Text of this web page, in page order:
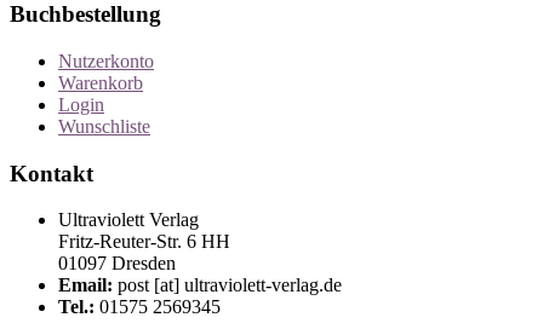
Buchbestellung
Nutzerkonto
Warenkorb
Login
Wunschliste
Kontakt
Ultraviolett Verlag
Fritz-Reuter-Str. 6 HH
01097 Dresden
Email: post [at] ultraviolett-verlag.de
Tel.: 01575 2569345